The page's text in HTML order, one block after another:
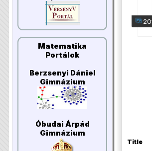
Matematika
Portálok
Berzsenyi Dániel
Gimnázium
Óbudai Árpád
Gimnázium
Title